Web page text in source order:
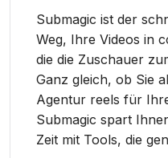
Submagic ist der
Weg, Ihre Videos in
die die Zuschauer
Ganz gleich, ob Sie
Agentur reels für
Submagic spart
Zeit mit Tools, die